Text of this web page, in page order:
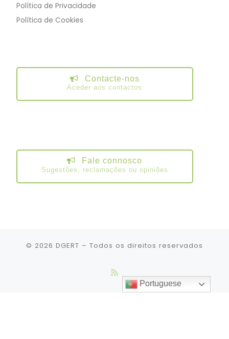
Política de Privacidade
Política de Cookies
Contacte-nos
Aceder aos contactos
Fale connosco
Sugestões, reclamações ou opiniões
© 2026 DGERT – Todos os direitos reservados
Portuguese